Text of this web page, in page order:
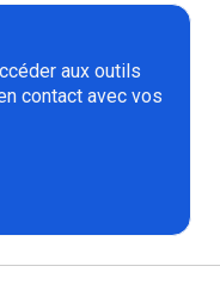
aux outils
contact avec vos